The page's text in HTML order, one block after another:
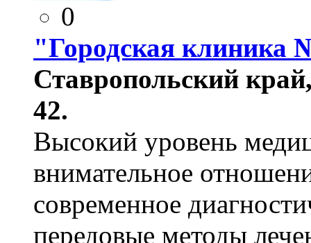
0
"Городская клиника
Ставропольский
42.
Высокий уровень
внимательное
современное
передовые методы